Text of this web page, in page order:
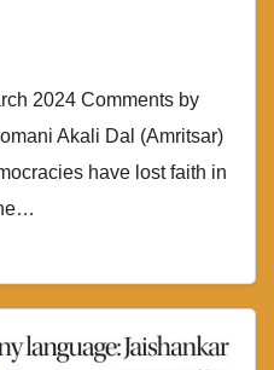
2024 Comments by
Akali Dal (Amritsar)
have lost faith in